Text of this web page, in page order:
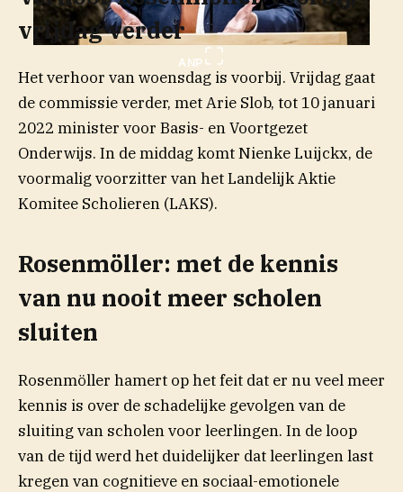
ANP
vrijdag verder
Het verhoor van woensdag is voorbij. Vrijdag gaat
de commissie verder, met Arie Slob, tot 10 januari
2022 minister voor Basis- en Voortgezet
Onderwijs. In de middag komt Nienke Luijckx, de
voormalig voorzitter van het Landelijk Aktie
Komitee Scholieren (LAKS).
Rosenmöller: met de kennis
van nu nooit meer scholen
sluiten
Rosenmöller hamert op het feit dat er nu veel meer
kennis is over de schadelijke gevolgen van de
sluiting van scholen voor leerlingen. In de loop
van de tijd werd het duidelijker dat leerlingen last
kregen van cognitieve en sociaal-emotionele